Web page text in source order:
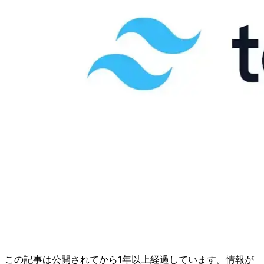
この記事は公開されてから1年以上経過しています。情報が